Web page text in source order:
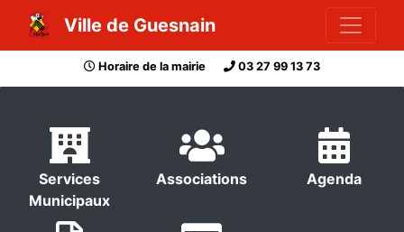
Ville de Guesnain
Horaire de la mairie 03 27 99 13 73
Services
Municipaux
Associations Agenda